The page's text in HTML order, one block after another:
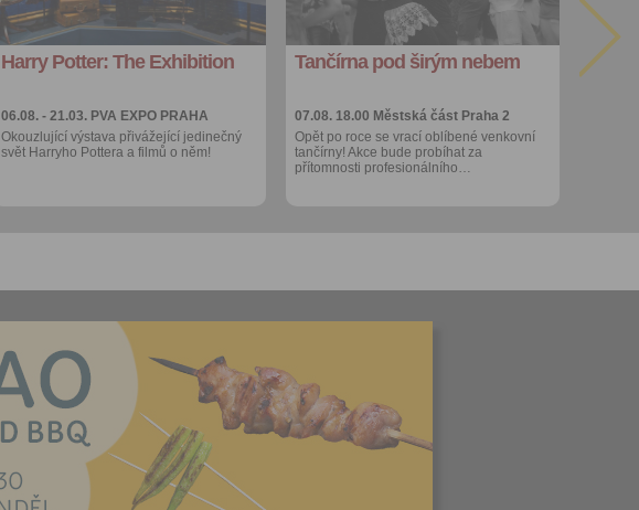
Harry Potter: The Exhibition
06.08. - 21.03. PVA EXPO PRAHA
Okouzlující výstava přivážející jedinečný
svět Harryho Pottera a filmů o něm!
export do
kalendáře
Více výhod pro
Tančírna pod širým nebem
07.08. 18.00 Městská část Praha 2
Opět po roce se vrací oblíbené venkovní
tančírny! Akce bude probíhat za
přítomnosti profesionálního…
export do
kalendáře
Více výhod pro